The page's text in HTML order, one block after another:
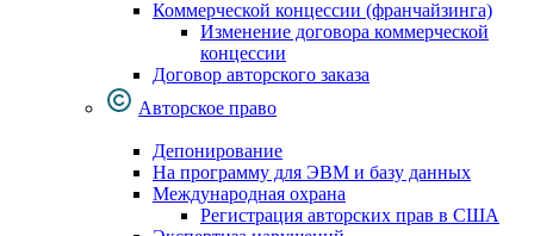
Коммерческой концессии (франчайзинга)
Изменение договора коммерческой
концессии
Договор авторского заказа
Авторское право
Депонирование
На программу для ЭВМ и базу данных
Международная охрана
Регистрация авторских прав в США